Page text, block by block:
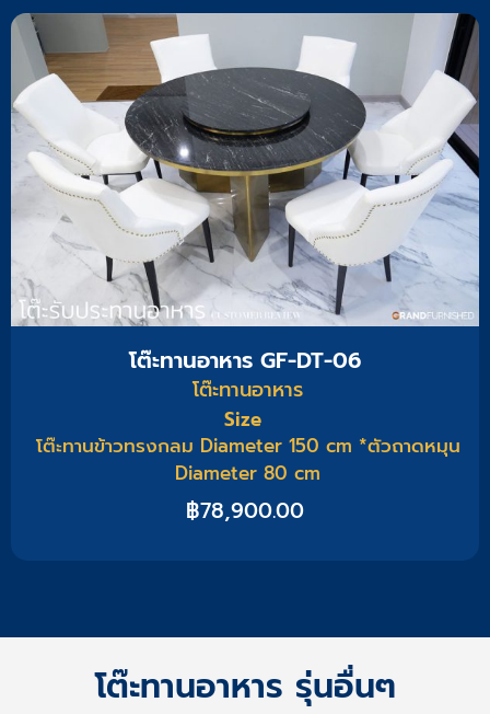
โต๊ะทานอาหาร GF-DT-06
โต๊ะทานอาหาร
Size
โต๊ะทานข้าวทรงกลม Diameter 150 cm *ตัวถาดหมุน
Diameter 80 cm
฿78,900.00
โต๊ะทานอาหาร รุ่นอื่นๆ